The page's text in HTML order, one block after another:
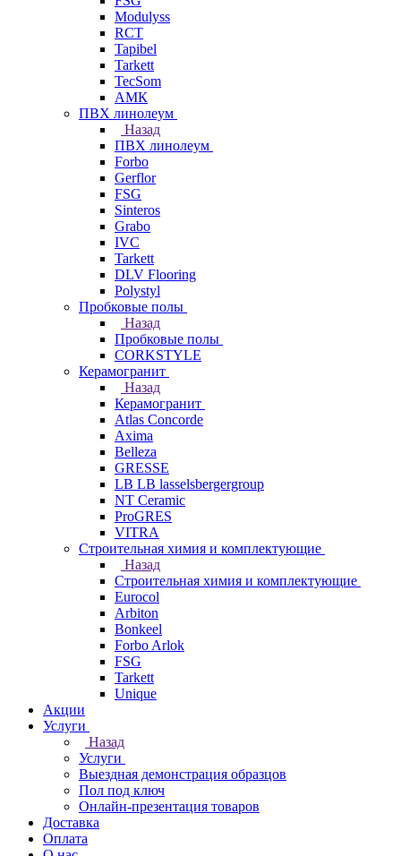
Modulyss
RCT
Tapibel
Tarkett
TecSom
АМК
ПВХ линолеум
Назад
ПВХ линолеум
Forbo
Gerflor
FSG
Sinteros
Grabo
IVC
Tarkett
DLV Flooring
Polystyl
Пробковые полы
Назад
Пробковые полы
CORKSTYLE
Керамогранит
Назад
Керамогранит
Atlas Concorde
Axima
Belleza
GRESSE
LB LB lasselsbergergroup
NT Ceramic
ProGRES
VITRA
Строительная химия и комплектующие
Назад
Строительная химия и комплектующие
Eurocol
Arbiton
Bonkeel
Forbo Arlok
FSG
Tarkett
Unique
Акции
Услуги
Назад
Услуги
Выездная демонстрация образцов
Пол под ключ
Онлайн-презентация товаров
Доставка
Оплата